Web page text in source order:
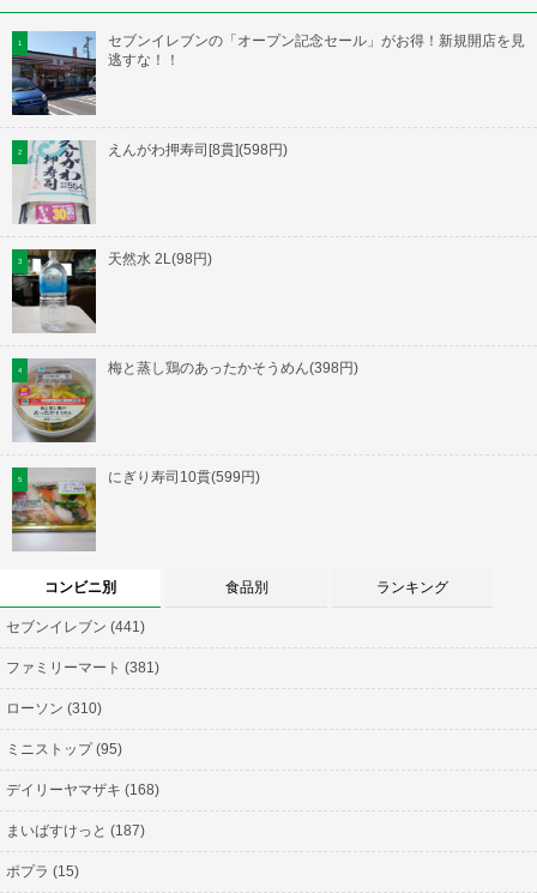
セブンイレブンの「オープン記念セール」がお得！新規開店を見
逃すな！！
えんがわ押寿司[8貫](598円)
天然水 2L(98円)
梅と蒸し鶏のあったかそうめん(398円)
にぎり寿司10貫(599円)
コンビニ別 食品別 ランキング
セブンイレブン (441)
ファミリーマート (381)
ローソン (310)
ミニストップ (95)
デイリーヤマザキ (168)
まいばすけっと (187)
ポプラ (15)